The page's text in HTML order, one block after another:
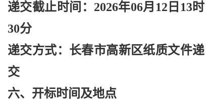
递交截止时间： 2026年06月12日13时
30分
递交方式：长春市高新区纸质文件递
交
六、开标时间及地点